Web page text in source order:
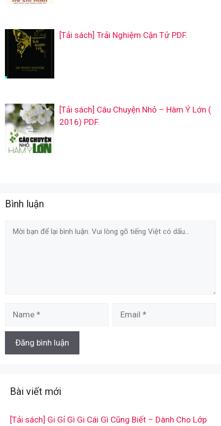
[Tải sách] Trải Nghiệm Cận Tử PDF.
[Tải sách] Câu Chuyện Nhỏ – Hàm Ý Lớn (
2016) PDF.
Bình luận
Comment
Bài viết mới
[Tải sách] Gi Gỉ Gì Gi Cái Gì Cũng Biết – Dành Cho Lớp